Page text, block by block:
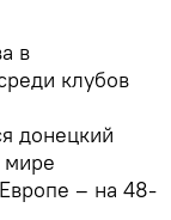
в
клубов
донецкий
мире
– на 48-